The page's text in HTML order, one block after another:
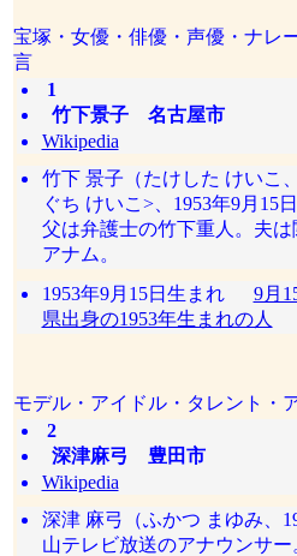
宝塚・女優・俳優・声優・ナレ
言
1
竹下景子 名古屋市
Wikipedia
竹下 景子（たけした けいこ
ぐち けいこ>、1953年9月15
父は弁護士の竹下重人。夫
アナム。
1953年9月15日生まれ 9月
県出身の1953年生まれの人
モデル・アイドル・タレント・
2
深津麻弓 豊田市
Wikipedia
深津 麻弓（ふかつ まゆみ、
山テレビ放送のアナウンサー